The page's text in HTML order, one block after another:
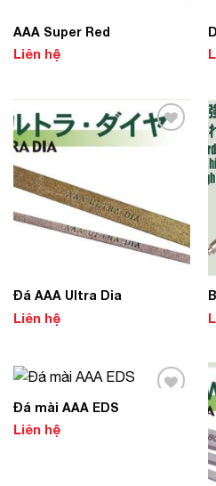
AAA Super Red
Liên hệ
Đá AAA Ultra Dia
Liên hệ
Đá mài AAA EDS
Liên hệ